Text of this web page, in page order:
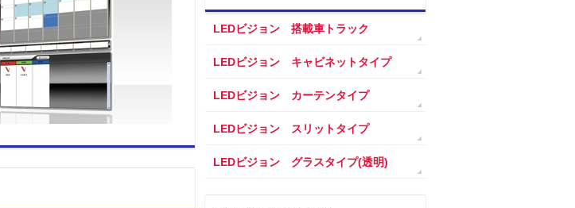
LEDビジョン 搭載車トラック
LEDビジョン キャビネットタイプ
LEDビジョン カーテンタイプ
LEDビジョン スリットタイプ
LEDビジョン グラスタイプ(透明)